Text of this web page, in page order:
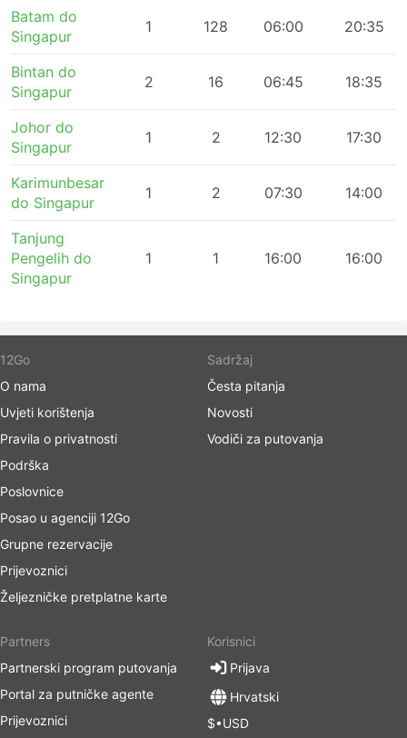
Batam do
Singapur
1 128 06:00 20:35
Bintan do
Singapur
2 16 06:45 18:35
Johor do
Singapur
1 2 12:30 17:30
Karimunbesar
do Singapur
1 2 07:30 14:00
Tanjung
Pengelih do
Singapur
1 1 16:00 16:00
12Go
O nama
Uvjeti korištenja
Pravila o privatnosti
Podrška
Poslovnice
Posao u agenciji 12Go
Grupne rezervacije
Prijevoznici
Željezničke pretplatne karte
Sadržaj
Česta pitanja
Novosti
Vodiči za putovanja
Partners
Partnerski program putovanja
Portal za putničke agente
Prijevoznici
Korisnici
Prijava
Hrvatski
$•USD